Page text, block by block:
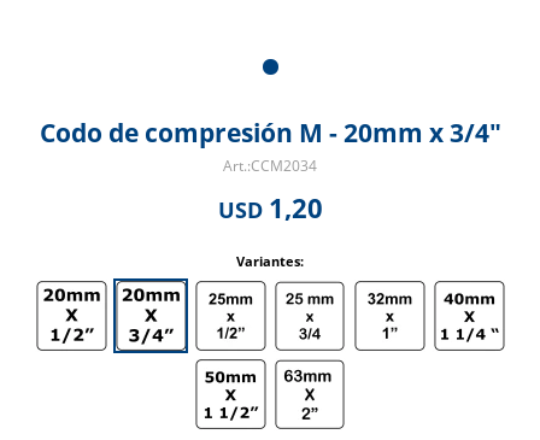
Codo de compresión M - 20mm x 3/4"
CCM2034
USD 1,20
Variantes: